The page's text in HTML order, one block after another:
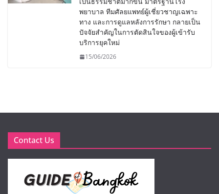
พยาบาล ทีมศัลยแพทย์ผู้เชี่ยวชาญเฉพาะ
ทาง และการดูแลหลังการรักษา กลายเป็น
ปัจจัยสำคัญในการตัดสินใจของผู้เข้ารับ
บริการยุคใหม่
15/06/2026
Contact Us